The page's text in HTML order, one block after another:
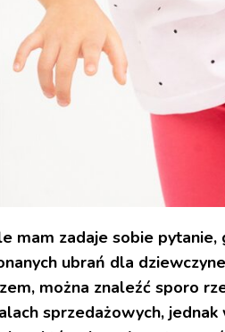
mam zadaje sobie pytanie,
ubrań dla
można znaleźć sporo
sprzedażowych,